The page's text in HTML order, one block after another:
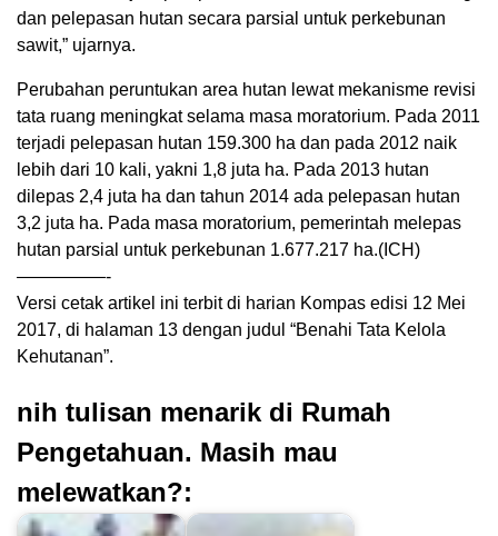
dan pelepasan hutan secara parsial untuk perkebunan
sawit,” ujarnya.
Perubahan peruntukan area hutan lewat mekanisme revisi
tata ruang meningkat selama masa moratorium. Pada 2011
terjadi pelepasan hutan 159.300 ha dan pada 2012 naik
lebih dari 10 kali, yakni 1,8 juta ha. Pada 2013 hutan
dilepas 2,4 juta ha dan tahun 2014 ada pelepasan hutan
3,2 juta ha. Pada masa moratorium, pemerintah melepas
hutan parsial untuk perkebunan 1.677.217 ha.(ICH)
—————-
Versi cetak artikel ini terbit di harian Kompas edisi 12 Mei
2017, di halaman 13 dengan judul “Benahi Tata Kelola
Kehutanan”.
nih tulisan menarik di Rumah
Pengetahuan. Masih mau
melewatkan?: